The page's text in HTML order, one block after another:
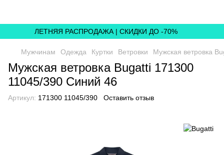
ЛЕТНЯЯ РАСПРОДАЖА | СКИДКИ ДО -70%
Мужчинам Одежда Куртки Ветровки Мужская ветровка
Мужская ветровка Bugatti 171300
11045/390 Синий 46
Артикул: 171300 11045/390 Оставить отзыв